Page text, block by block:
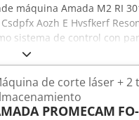
máquina Amada M2 RI
Aozh E Hvsfkerf
sistema de control con
del cabezal. Una
si tiene alguna
láser de CO2 con
de corte láser + 2
PROMECAM